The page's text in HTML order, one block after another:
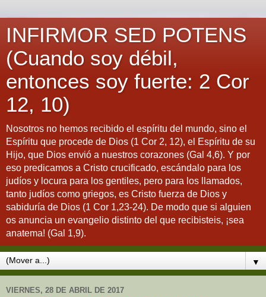
INFIRMOR SED POTENS
(Cuando soy débil,
entonces soy fuerte: 2 Cor
12, 10)
Nosotros no hemos recibido el espíritu del mundo, sino el
Espíritu que procede de Dios (1 Cor 2, 12), el Espíritu de su
Hijo, que Dios envió a nuestros corazones (Gal 4,6). Y por
eso predicamos a Cristo crucificado, escándalo para los
judíos y locura para los gentiles, pero para los llamados,
tanto judíos como griegos, es Cristo fuerza de Dios y
sabiduría de Dios (1 Cor 1,23-24). De modo que si alguien
os anuncia un evangelio distinto del que recibisteis, ¡sea
anatema! (Gal 1,9).
▼
VIERNES, 28 DE ABRIL DE 2017